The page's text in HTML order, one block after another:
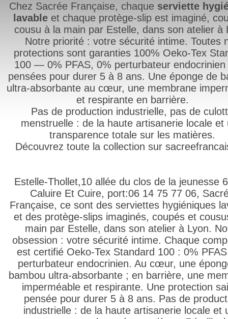
Chez Sacrée Française, chaque serviette
lavableet chaque protège-slip est imaginé,
cousu à la main par Estelle, dans son atelier à
Notre priorité : votre sécurité intime. Toutes
protections sont garanties 100% Oeko-Tex
100 — 0% PFAS, 0% perturbateur
pensées pour durer 5 à 8 ans. Une éponge de
ultra-absorbante au cœur, une membrane
et respirante en barrière.
Pas de production industrielle, pas de
menstruelle : de la haute artisanerie locale et
transparence totale sur les matières.
Découvrez toute la collection sur
Estelle-Thollet,10 allée du clos de la jeunesse
Caluire Et Cuire, port:06 14 75 77 06,
Française, ce sont des serviettes hygiéniques
et des protège-slips imaginés, coupés et
main par Estelle, dans son atelier à Lyon.
obsession : votre sécurité intime. Chaque
est certifié Oeko-Tex Standard 100 : 0%
perturbateur endocrinien. Au cœur, une
bambou ultra-absorbante ; en barrière, une
imperméable et respirante. Une protection
pensée pour durer 5 à 8 ans. Pas de
industrielle : de la haute artisanerie locale et